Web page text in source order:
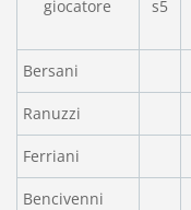
giocatore s5
Bersani
Ranuzzi
Ferriani
Bencivenni